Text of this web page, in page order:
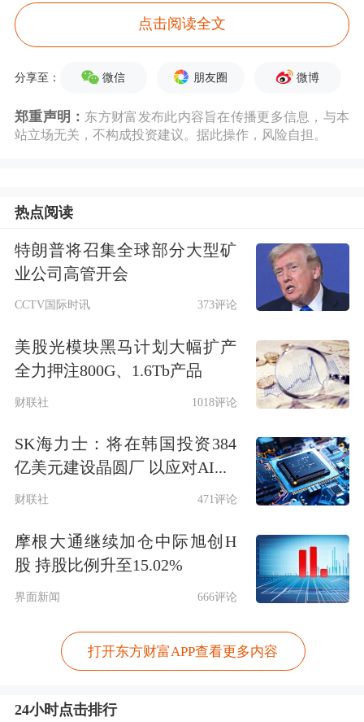
发、小金属、贵金属板块涨幅居前，保
险、银行、证券板块跌幅居前。个股方
面，上涨股票数量超过1900只，逾70只
股票涨停。
芯创、
10%。消息面上，继上周 闪迪宣布将存
储产品价格上调10%以上之后，今日美
20%~30%。
点击阅读全文
分享至： 微信 朋友圈 微博
郑重声明： 东方财富发布此内容旨在传播更多信息，与本
站立场无关，不构成投资建议。据此操作，风险自担。
热点阅读
特朗普将召集全球部分大型矿
业公司高管开会
CCTV国际时讯 373评论
美股光模块黑马计划大幅扩产
全力押注800G、1.6Tb产品
财联社 1018评论
SK海力士：将在韩国投资384
亿美元建设晶圆厂 以应对AI...
财联社 471评论
摩根大通继续加仓中际旭创H
股 持股比例升至15.02%
界面新闻 666评论
打开东方财富APP查看更多内容
24小时点击排行